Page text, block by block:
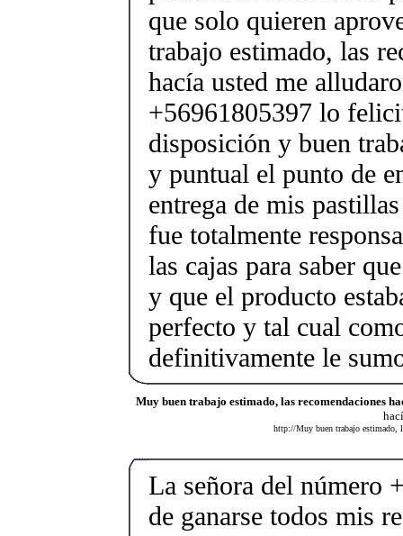
que solo quieren
trabajo estimado, las
hacía usted me
+56961805397 lo
disposición y buen
y puntual el punto de
entrega de mis
fue totalmente
las cajas para saber
y que el producto
perfecto y tal cual
definitivamente le
Muy buen trabajo estimado, las recomendaciones
http://Muy buen trabajo estimado,
La señora del número
de ganarse todos mis